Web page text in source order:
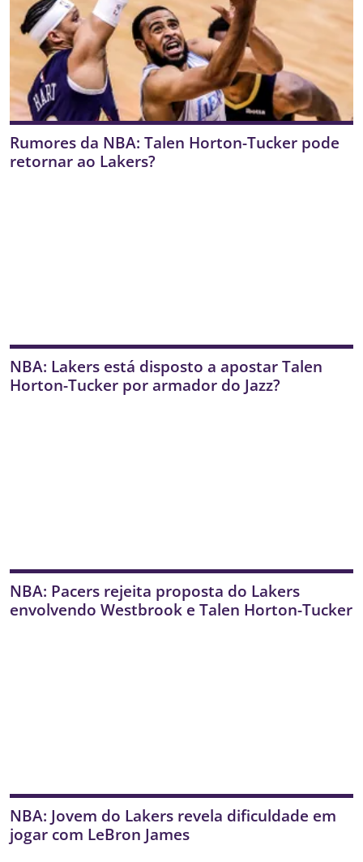
Rumores da NBA: Talen Horton-Tucker pode
retornar ao Lakers?
NBA: Lakers está disposto a apostar Talen
Horton-Tucker por armador do Jazz?
NBA: Pacers rejeita proposta do Lakers
envolvendo Westbrook e Talen Horton-Tucker
NBA: Jovem do Lakers revela dificuldade em
jogar com LeBron James